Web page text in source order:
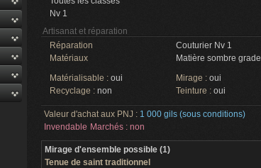
Nv 1
Artisanat et réparation
Réparation
Couturier Nv 1
Matériaux
Matière sombre grade I
Matérialisable : oui Mirage : oui
Recyclage : non Teinture : oui
Valeur d'achat aux PNJ : 1 000 gils (sous conditions)
Invendable Marchés : non
Mirage d'ensemble possible (1)
Tenue de saint traditionnel